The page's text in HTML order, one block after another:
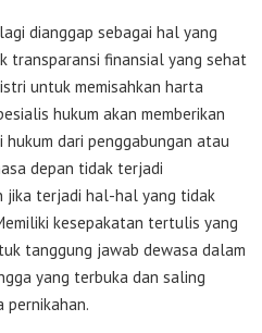
dianggap sebagai hal yang
transparansi finansial yang sehat
untuk memisahkan harta
hukum akan memberikan
hukum dari penggabungan atau
depan tidak terjadi
jika terjadi hal-hal yang tidak
kesepakatan tertulis yang
tanggung jawab dewasa dalam
yang terbuka dan saling
pernikahan.